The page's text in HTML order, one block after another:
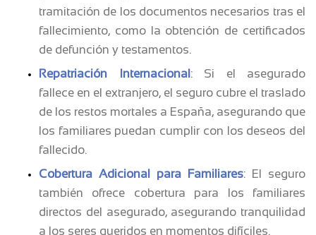
tramitación de los documentos necesarios tras el
fallecimiento, como la obtención de certificados
de defunción y testamentos.
Repatriación Internacional: Si el asegurado
fallece en el extranjero, el seguro cubre el traslado
de los restos mortales a España, asegurando que
los familiares puedan cumplir con los deseos del
fallecido.
Cobertura Adicional para Familiares: El seguro
también ofrece cobertura para los familiares
directos del asegurado, asegurando tranquilidad
a los seres queridos en momentos difíciles.